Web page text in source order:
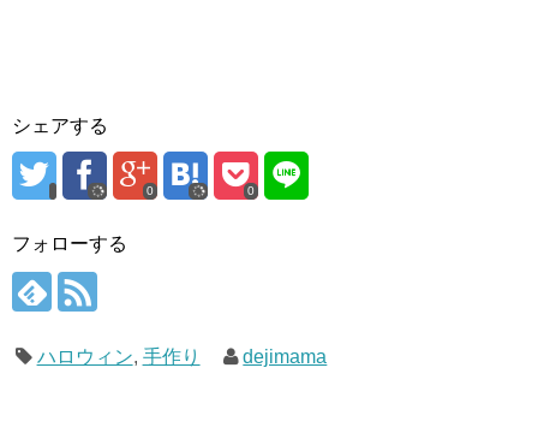
シェアする
0 0
フォローする
ハロウィン, 手作り dejimama